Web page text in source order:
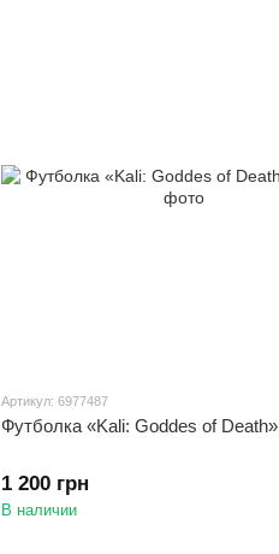
Артикул: 6977487
Футболка «Kali: Goddes of Death»
1 200 грн
В наличии